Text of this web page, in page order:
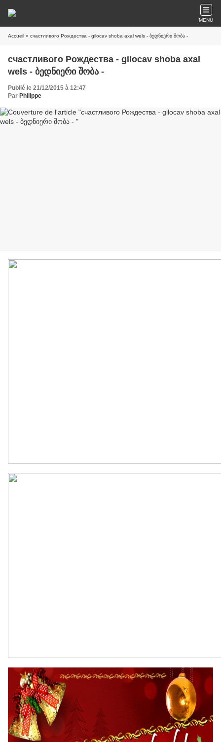
MENU
Accueil » счастливого Рождества - gilocav shoba axal wels - ბედნიერი შობა -
счастливого Рождества - gilocav shoba axal
wels - ბედნიერი შობა -
Publié le 21/12/2015 à 12:47
Par Philippe